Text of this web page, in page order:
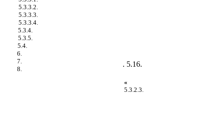
5.3.3.2.
5.3.3.3.
5.3.3.4.
5.3.4.
5.3.5.
5.4.
6.
7.
8.
. 5.16.
«
5.3.2.3.